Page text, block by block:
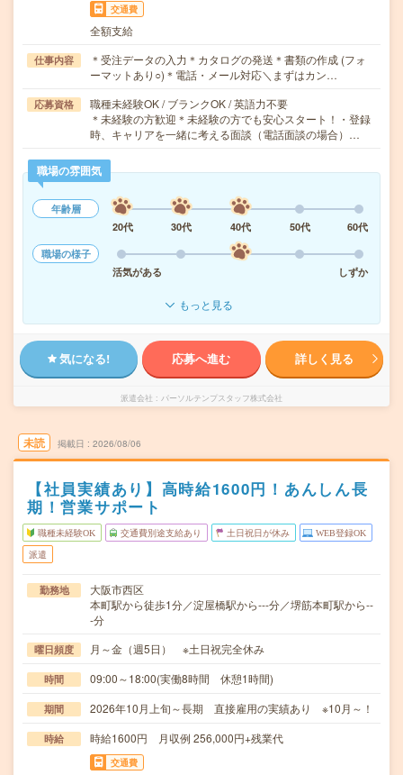
交通費
全額支給
仕事内容
＊受注データの入力＊カタログの発送＊書類の作成 (フォ
ーマットあり○)＊電話・メール対応＼まずはカン…
応募資格
職種未経験OK / ブランクOK / 英語力不要
＊未経験の方歓迎＊未経験の方でも安心スタート！・登録
時、キャリアを一緒に考える面談（電話面談の場合）…
職場の雰囲気
年齢層
20代
30代 40代 50代
60代
職場の様子
活気がある
しずか
もっと見る
気になる! 応募へ進む 詳しく見る
派遣会社 パーソルテンプスタッフ株式会社
未読 掲載日 2026/08/06
【社員実績あり】高時給1600円！あんしん長
期！営業サポート
職種未経験OK 交通費別途支給あり 土日祝日が休み WEB登録OK
派遣
勤務地
大阪市西区
本町駅から徒歩1分／淀屋橋駅から---分／堺筋本町駅から--
-分
曜日頻度 月～金（週5日） ※土日祝完全休み
時間 09:00～18:00(実働8時間 休憩1時間)
期間 2026年10月上旬～長期 直接雇用の実績あり ※10月～！
時給 時給1600円 月収例 256,000円+残業代
交通費